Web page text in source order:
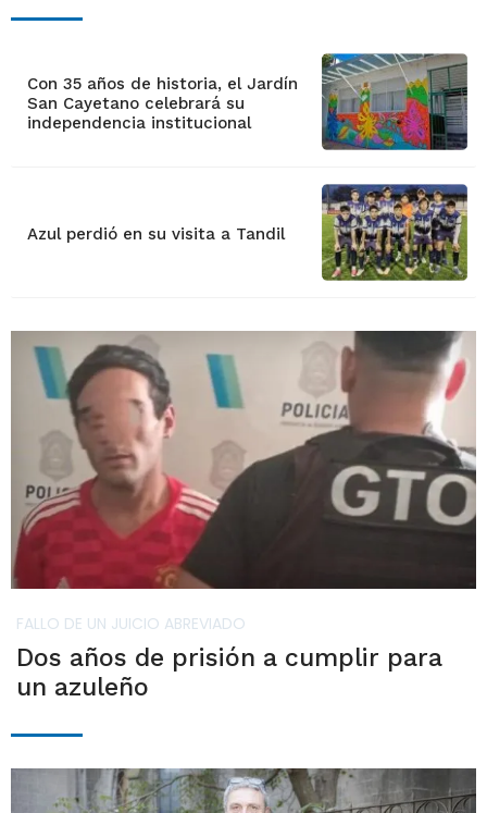
Con 35 años de historia, el Jardín
San Cayetano celebrará su
independencia institucional
Azul perdió en su visita a Tandil
FALLO DE UN JUICIO ABREVIADO
Dos años de prisión a cumplir para
un azuleño